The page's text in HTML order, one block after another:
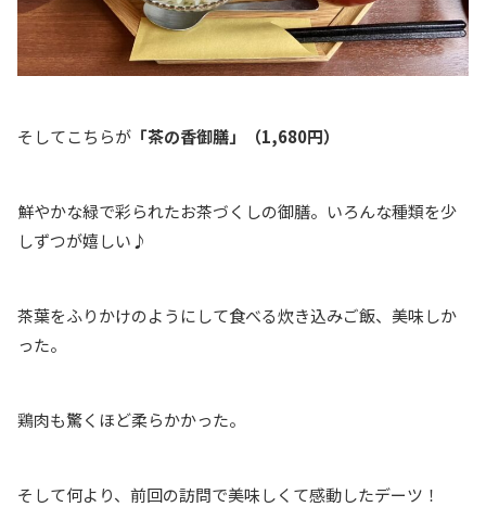
そしてこちらが 「茶の香御膳」（1,680円）
鮮やかな緑で彩られたお茶づくしの御膳。いろんな種類を少
しずつが嬉しい♪
茶葉をふりかけのようにして食べる炊き込みご飯、美味しか
った。
鶏肉も驚くほど柔らかかった。
そして何より、前回の訪問で美味しくて感動したデーツ！